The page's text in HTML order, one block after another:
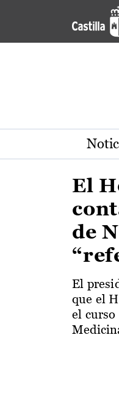
Pasar al contenido principal
Actualidad
El
de
El
que el
el curso